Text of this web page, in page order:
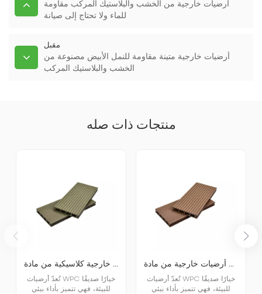
أرضيات خارجية من الخشب والبلاستيك المركب مقاومة
للماء ولا تحتاج إلى صيانة
مقبل
أرضيات خارجية متينة مقاومة للنمل الأبيض مصنوعة من
الخشب والبلاستيك المركب
منتجات ذات صله
أرضيات خشبية مجوفة خارجية كلاسيكية من مادة WPC K25-150
تُعدّ أرضيات WPC خيارًا صديقًا
للبيئة، فهي تتميز بأداء بيئي
أرضيات خارجية من مادة WPC ذات مسام مربعة K25-150
تُعدّ أرضيات WPC خيارًا صديقًا
للبيئة، فهي تتميز بأداء بيئي